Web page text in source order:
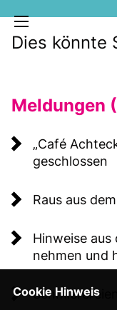
Dies könnte
Meldungen
Café
geschlossen
Raus aus
Hinweise
nehmen und
Cookie Hinweis